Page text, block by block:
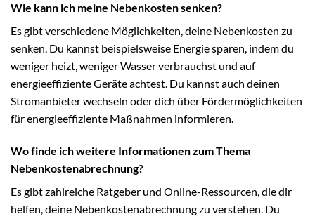
Wie kann ich meine Nebenkosten senken?
Es gibt verschiedene Möglichkeiten, deine Nebenkosten zu
senken. Du kannst beispielsweise Energie sparen, indem du
weniger heizt, weniger Wasser verbrauchst und auf
energieeffiziente Geräte achtest. Du kannst auch deinen
Stromanbieter wechseln oder dich über Fördermöglichkeiten
für energieeffiziente Maßnahmen informieren.
Wo finde ich weitere Informationen zum Thema
Nebenkostenabrechnung?
Es gibt zahlreiche Ratgeber und Online-Ressourcen, die dir
helfen, deine Nebenkostenabrechnung zu verstehen. Du